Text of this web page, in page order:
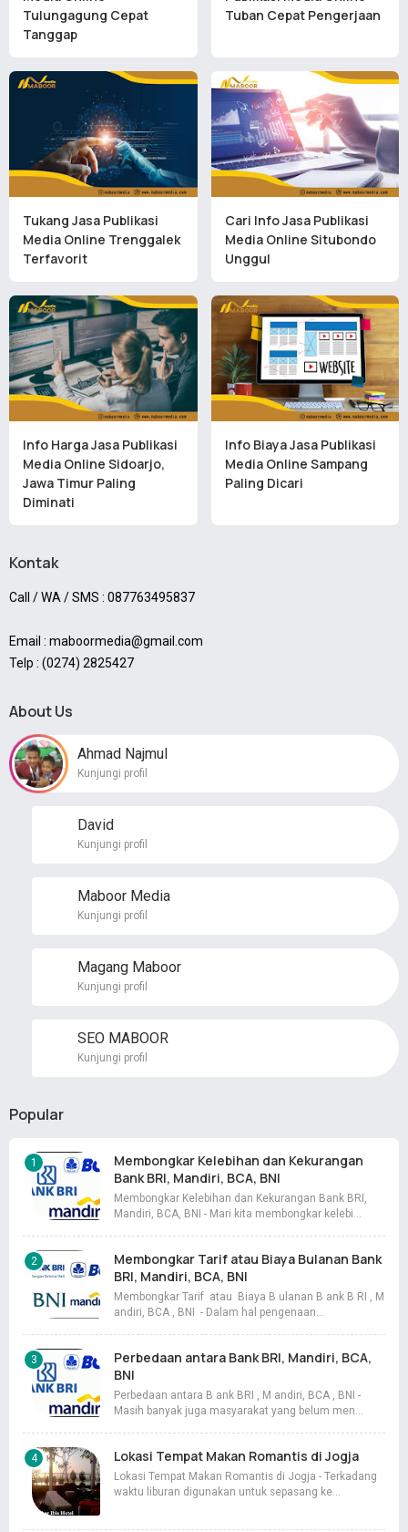
Tulungagung Cepat
Tanggap
Tuban Cepat Pengerjaan
Tukang Jasa Publikasi
Media Online Trenggalek
Terfavorit
Cari Info Jasa Publikasi
Media Online Situbondo
Unggul
Info Harga Jasa Publikasi
Media Online Sidoarjo,
Jawa Timur Paling
Diminati
Info Biaya Jasa Publikasi
Media Online Sampang
Paling Dicari
Kontak
Call / WA / SMS : 087763495837
Email : maboormedia@gmail.com
Telp : (0274) 2825427
About Us
Ahmad Najmul
Kunjungi profil
David
Kunjungi profil
Maboor Media
Kunjungi profil
Magang Maboor
Kunjungi profil
SEO MABOOR
Kunjungi profil
Popular
Membongkar Kelebihan dan Kekurangan
Bank BRI, Mandiri, BCA, BNI
Membongkar Kelebihan dan Kekurangan Bank BRI,
Mandiri, BCA, BNI - Mari kita membongkar kelebi…
Membongkar Tarif atau Biaya Bulanan Bank
BRI, Mandiri, BCA, BNI
Membongkar Tarif atau Biaya B ulanan B ank B RI , M
andiri, BCA , BNI - Dalam hal pengenaan…
Perbedaan antara Bank BRI, Mandiri, BCA,
BNI
Perbedaan antara B ank BRI , M andiri, BCA , BNI -
Masih banyak juga masyarakat yang belum men…
Lokasi Tempat Makan Romantis di Jogja
Lokasi Tempat Makan Romantis di Jogja - Terkadang
waktu liburan digunakan untuk sepasang ke…